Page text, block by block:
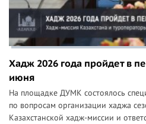
Хадж 2026 года пройдет в
июня
На площадке ДУМК состоялось
по вопросам организации хаджа
Казахстанской хадж-миссии и